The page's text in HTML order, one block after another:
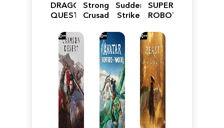
DRAGON
QUEST
Reimagined
Stronghold
Crusader:
Edition
Sudden
Strike
SUPER
ROBOT
Y